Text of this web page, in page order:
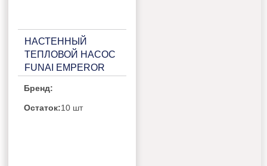
НАСТЕННЫЙ
ТЕПЛОВОЙ НАСОС
FUNAI EMPEROR
EM25HP.D04
Бренд:
Остаток:10 шт